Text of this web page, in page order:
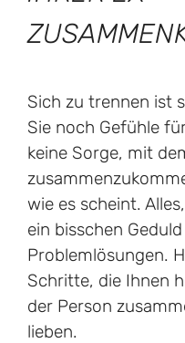
Sich zu trennen ist
Sie noch Gefühle
keine Sorge, mit
wie es scheint.
ein bisschen
Problemlösungen.
Schritte, die Ihnen
der Person
lieben.